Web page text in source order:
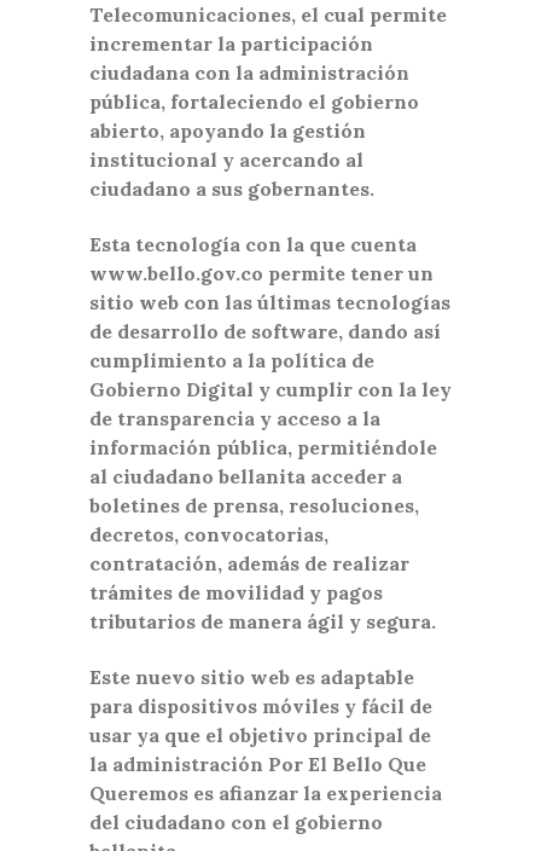
Telecomunicaciones, el cual permite
incrementar la participación
ciudadana con la administración
pública, fortaleciendo el gobierno
abierto, apoyando la gestión
institucional y acercando al
ciudadano a sus gobernantes.
Esta tecnología con la que cuenta
www.bello.gov.co permite tener un
sitio web con las últimas tecnologías
de desarrollo de software, dando así
cumplimiento a la política de
Gobierno Digital y cumplir con la ley
de transparencia y acceso a la
información pública, permitiéndole
al ciudadano bellanita acceder a
boletines de prensa, resoluciones,
decretos, convocatorias,
contratación, además de realizar
trámites de movilidad y pagos
tributarios de manera ágil y segura.
Este nuevo sitio web es adaptable
para dispositivos móviles y fácil de
usar ya que el objetivo principal de
la administración Por El Bello Que
Queremos es afianzar la experiencia
del ciudadano con el gobierno